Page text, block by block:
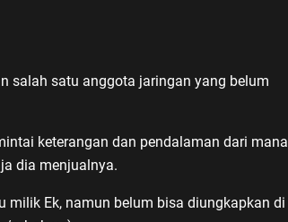
salah satu anggota jaringan yang belum
keterangan dan pendalaman dari mana
dia menjualnya.
milik Ek, namun belum bisa diungkapkan di